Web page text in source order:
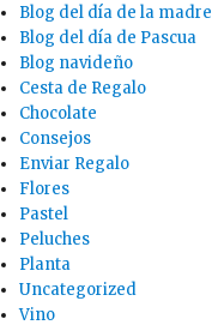
Blog del día de la madre
Blog del día de Pascua
Blog navideño
Cesta de Regalo
Chocolate
Consejos
Enviar Regalo
Flores
Pastel
Peluches
Planta
Uncategorized
Vino